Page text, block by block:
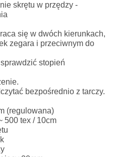
skrętu w przędzy -
się w dwóch kierunkach,
zegara i przeciwnym do
stopień
bezpośrednio z tarczy.
(regulowana)
500 tex / 10cm